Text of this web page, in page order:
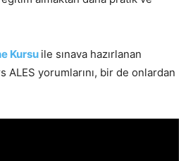
Kursu ile sınava hazırlanan
ALES yorumlarını, bir de onlardan